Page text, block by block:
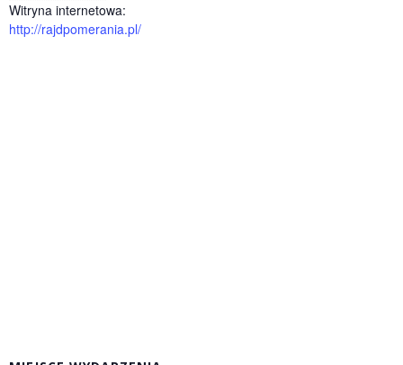
Witryna internetowa:
http://rajdpomerania.pl/